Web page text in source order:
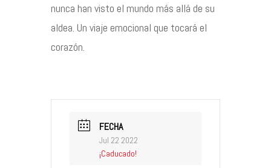
nunca han visto el mundo más allá de su
aldea. Un viaje emocional que tocará el
corazón.
FECHA
Jul 22 2022
¡Caducado!